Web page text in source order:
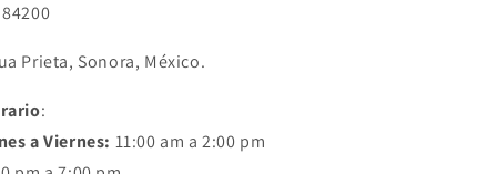
84200
Prieta, Sonora, México.
:
a Viernes: 11:00 am a 2:00 pm